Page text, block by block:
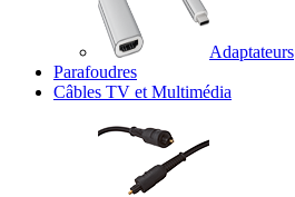
Adaptateurs
Parafoudres
Câbles TV et Multimédia